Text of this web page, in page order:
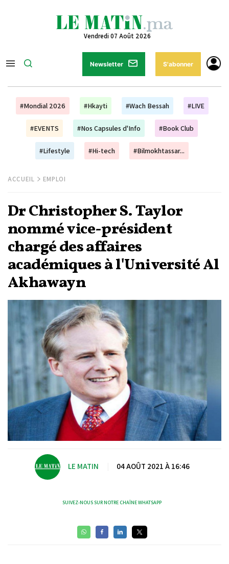
Vendredi 07 Août 2026
Newsletter S'abonner
#Mondial 2026 #Hkayti #Wach Bessah #LIVE
#EVENTS #Nos Capsules d'Info #Book Club
#Lifestyle #Hi-tech #Bilmokhtassar...
ACCUEIL EMPLOI
Dr Christopher S. Taylor
nommé vice-président
chargé des affaires
académiques à l'Université Al
Akhawayn
LE MATIN 04 AOÛT 2021 À 16:46
SUIVEZ-NOUS SUR NOTRE CHAÎNE WHATSAPP